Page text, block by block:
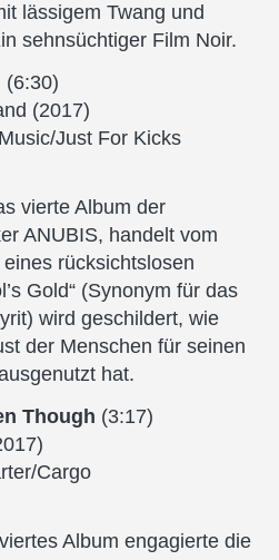
lässigem Twang und
sehnsüchtiger Film Noir.
(6:30)
(2017)
Just For Kicks
vierte Album der
ANUBIS, handelt vom
rücksichtslosen
Gold“ (Synonym für das
wird geschildert, wie
der Menschen für seinen
hat.
Though (3:17)
Cargo
Album engagierte die